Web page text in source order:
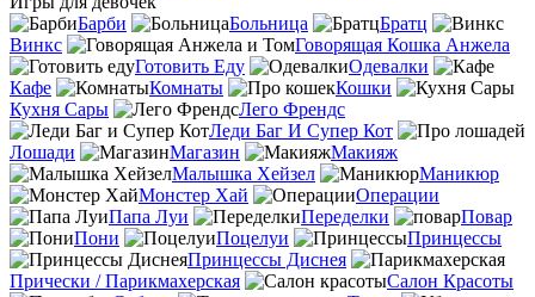
Барби
Больница
Братц
Винкс
Говорящая Кошка Анжела
Готовить Еду
Одевалки
Кафе
Комнаты
Кошки
Кухня Сары
Лего Френдс
Леди Баг И Супер Кот
Лошади
Магазин
Макияж
Малышка Хейзел
Маникюр
Монстер Хай
Операции
Папа Луи
Переделки
Повар
Пони
Поцелуи
Принцессы
Принцессы Диснея
Прически / Парикмахерская
Салон Красоты